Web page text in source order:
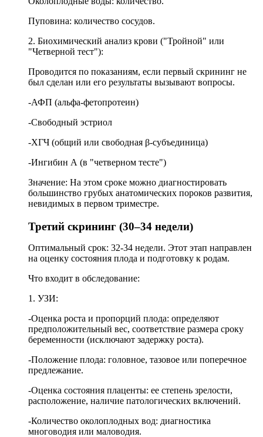
Пуповина: количество сосудов.
2. Биохимический анализ крови ("Тройной" или
"Четверной тест"):
Проводится по показаниям, если первый скрининг не
был сделан или его результаты вызывают вопросы.
-АФП (альфа-фетопротеин)
-Свободный эстриол
-ХГЧ (общий или свободная β-субъединица)
-Ингибин А (в "четверном тесте")
Значение: На этом сроке можно диагностировать
большинство грубых анатомических пороков развития,
невидимых в первом триместре.
Третий скрининг (30–34 недели)
Оптимальный срок: 32-34 недели. Этот этап направлен
на оценку состояния плода и подготовку к родам.
Что входит в обследование:
1. УЗИ:
-Оценка роста и пропорций плода: определяют
предположительный вес, соответствие размера сроку
беременности (исключают задержку роста).
-Положение плода: головное, тазовое или поперечное
предлежание.
-Оценка состояния плаценты: ее степень зрелости,
расположение, наличие патологических включений.
-Количество околоплодных вод: диагностика
многоводия или маловодия.